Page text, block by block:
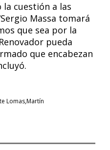
cuestión a las
Massa tomará
que sea por la
pueda
que encabezan
LomasMartín